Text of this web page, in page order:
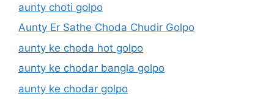
aunty choti golpo
Aunty Er Sathe Choda Chudir Golpo
aunty ke choda hot golpo
aunty ke chodar bangla golpo
aunty ke chodar golpo